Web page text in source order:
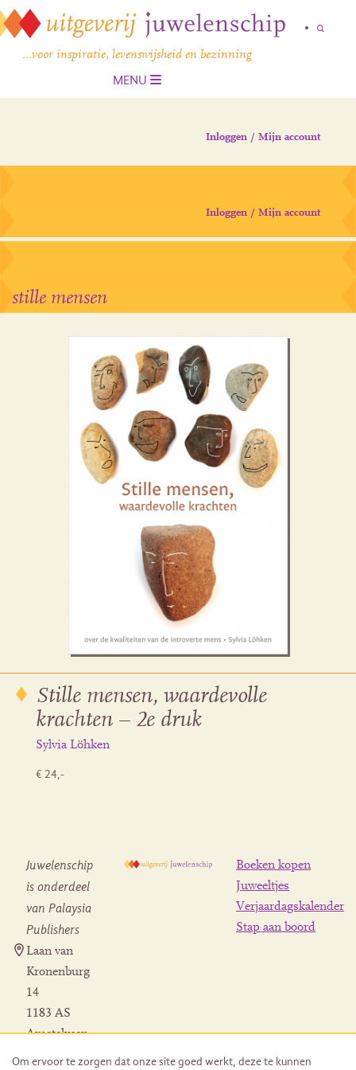
…voor inspiratie, levenswijsheid en bezinning
MENU
Inloggen / Mijn account
Inloggen / Mijn account
stille mensen
Stille mensen, waardevolle
krachten – 2e druk
Sylvia Löhken
€ 24,-
Juwelenschip
is onderdeel
van Palaysia
Publishers
Laan van
Kronenburg
14
1183 AS
Amstelveen
Boeken kopen
Juweeltjes
Verjaardagskalender
Stap aan boord
Om ervoor te zorgen dat onze site goed werkt, deze te kunnen